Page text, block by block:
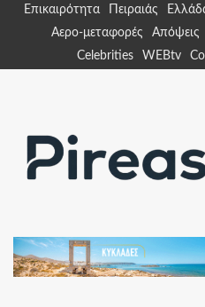
Επικαιρότητα Πειραιάς
Αερο-μεταφορές
Απόψεις
Celebrities
WEBtv